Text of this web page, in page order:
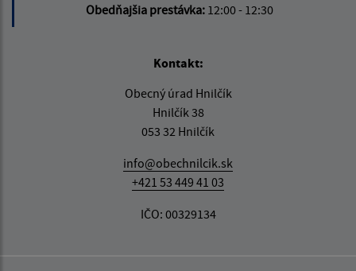
Obedňajšia prestávka: 12:00 - 12:30
Kontakt:
Obecný úrad Hnilčík
Hnilčík 38
053 32 Hnilčík
info@obechnilcik.sk
+421 53 449 41 03
IČO: 00329134